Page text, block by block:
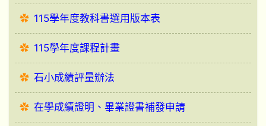
115學年度教科書選用版本表
115學年度課程計畫
石小成績評量辦法
在學成績證明、畢業證書補發申請